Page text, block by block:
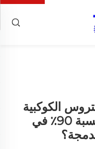
الكوكبية
المستمرة الكفاءة بنسبة 90٪ في